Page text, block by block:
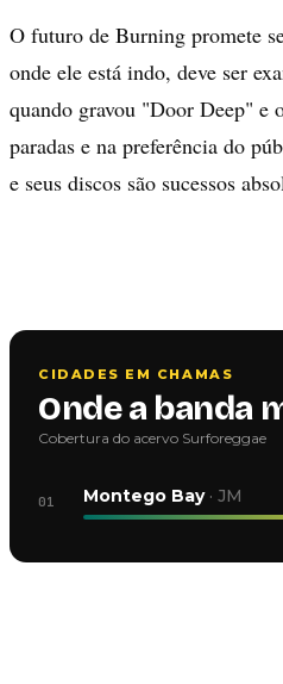
O futuro de Burning promete
onde ele está indo, deve ser
quando gravou "Door Deep" e
paradas e na preferência do
e seus discos são sucessos
CIDADES EM CHAMAS
Onde a banda
Cobertura do acervo Surforeggae
01 Montego Bay· JM